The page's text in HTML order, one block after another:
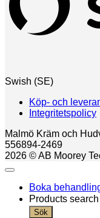
Swish (SE)
Köp- och
Integritetspolicy
Malmö Kräm och
556894-2469
2026 © AB Moorey
Boka
Products search
Sök